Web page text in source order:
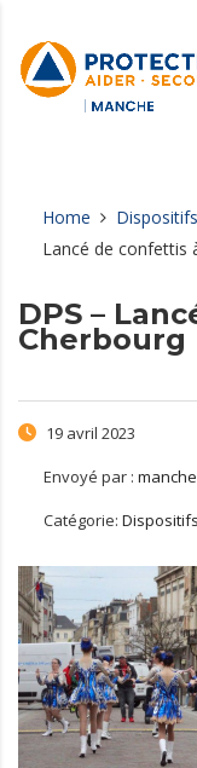
Home
Lancé de confettis
DPS –
Cherbourg
19 avril 2023
Envoyé par : manche
Catégorie: